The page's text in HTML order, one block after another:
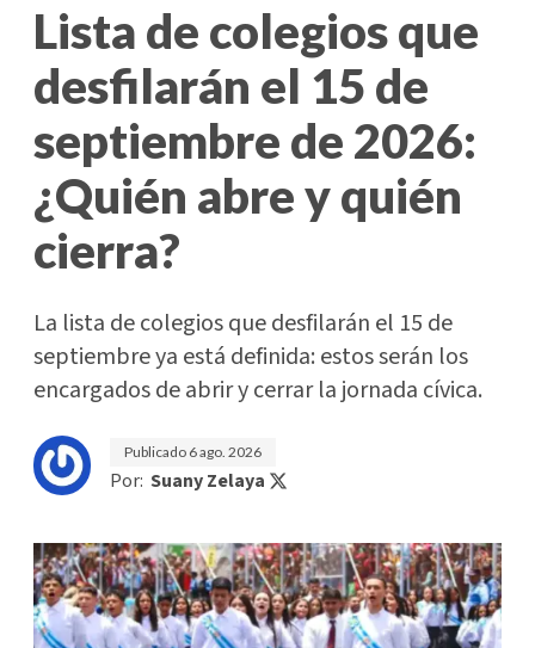
Lista de colegios que
desfilarán el 15 de
septiembre de 2026:
¿Quién abre y quién
cierra?
La lista de colegios que desfilarán el 15 de
septiembre ya está definida: estos serán los
encargados de abrir y cerrar la jornada cívica.
Publicado 6 ago. 2026
Por: Suany Zelaya